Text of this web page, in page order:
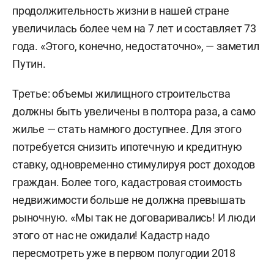
продолжительность жизни в нашей стране
увеличилась более чем на 7 лет и составляет 73
года. «Этого, конечно, недостаточно», — заметил
Путин.
Третье: объемы жилищного строительства
должны быть увеличены в полтора раза, а само
жилье — стать намного доступнее. Для этого
потребуется снизить ипотечную и кредитную
ставку, одновременно стимулируя рост доходов
граждан. Более того, кадастровая стоимость
недвижимости больше не должна превышать
рыночную. «Мы так не договаривались! И люди
этого от нас не ожидали! Кадастр надо
пересмотреть уже в первом полугодии 2018